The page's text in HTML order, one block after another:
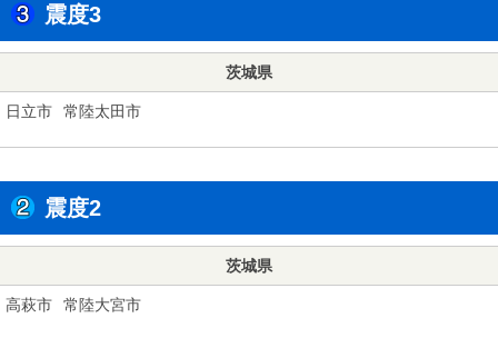
震度3
茨城県
日立市 常陸太田市
震度2
茨城県
高萩市 常陸大宮市